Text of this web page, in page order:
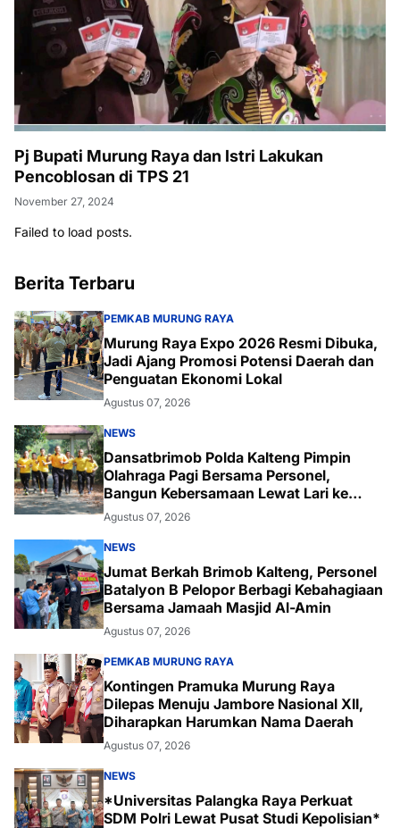
Pj Bupati Murung Raya dan Istri Lakukan
Pencoblosan di TPS 21
November 27, 2024
Failed to load posts.
Berita Terbaru
PEMKAB MURUNG RAYA
Murung Raya Expo 2026 Resmi Dibuka,
Jadi Ajang Promosi Potensi Daerah dan
Penguatan Ekonomi Lokal
Agustus 07, 2026
NEWS
Dansatbrimob Polda Kalteng Pimpin
Olahraga Pagi Bersama Personel,
Bangun Kebersamaan Lewat Lari ke
Bukit Baranahu
Agustus 07, 2026
NEWS
Jumat Berkah Brimob Kalteng, Personel
Batalyon B Pelopor Berbagi Kebahagiaan
Bersama Jamaah Masjid Al-Amin
Agustus 07, 2026
PEMKAB MURUNG RAYA
Kontingen Pramuka Murung Raya
Dilepas Menuju Jambore Nasional XII,
Diharapkan Harumkan Nama Daerah
Agustus 07, 2026
NEWS
*Universitas Palangka Raya Perkuat
SDM Polri Lewat Pusat Studi Kepolisian*